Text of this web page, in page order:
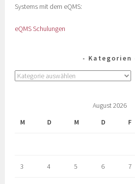
Systems mit dem eQMS:
eQMS Schulungen
Kategorien
August 2026
M
D M D F
3 4 5 6 7